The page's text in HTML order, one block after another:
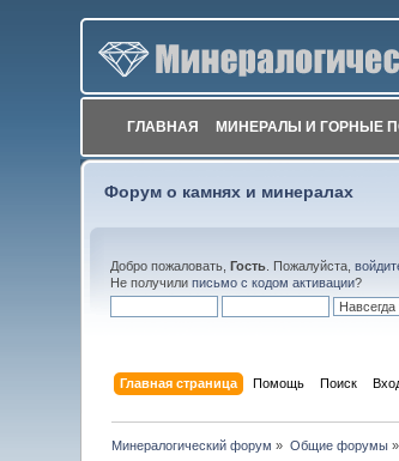
ГЛАВНАЯ МИНЕРАЛЫ И ГОРНЫЕ
Форум о камнях и минералах
Добро пожаловать,Гость . Пожалуйста,
Не получилиписьмо с кодом активации?
Главная страница Помощь Поиск
Минералогический форум » Общие форумы»